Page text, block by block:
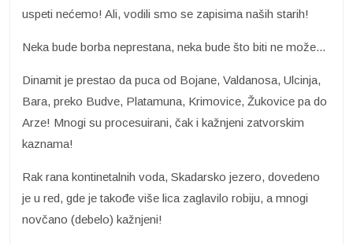
uspeti nećemo! Ali, vodili smo se zapisima naših starih!
Neka bude borba neprestana, neka bude što biti ne može...
Dinamit je prestao da puca od Bojane, Valdanosa, Ulcinja,
Bara, preko Budve, Platamuna, Krimovice, Žukovice pa do
Arze! Mnogi su procesuirani, čak i kažnjeni zatvorskim
kaznama!
Rak rana kontinetalnih voda, Skadarsko jezero, dovedeno
je u red, gde je takođe više lica zaglavilo robiju, a mnogi
novčano (debelo) kažnjeni!